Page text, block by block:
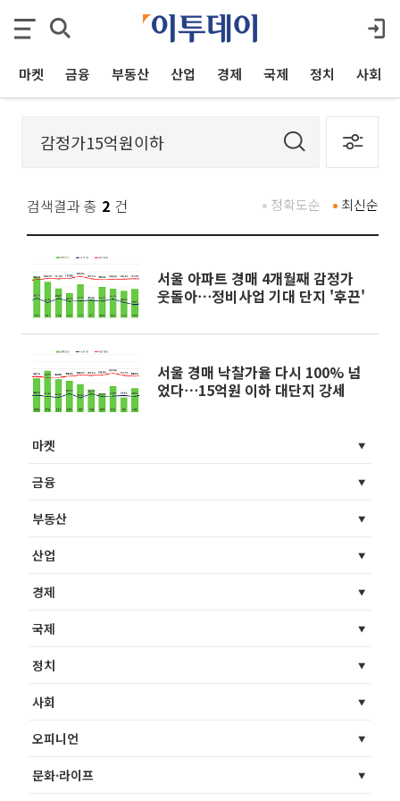
마켓 금융 부동산 산업 경제 국제 정치 사회
검색결과 총 2 건 최신순
정확도순
서울 아파트 경매 4개월째 감정가
웃돌아⋯정비사업 기대 단지 '후끈'
서울 경매 낙찰가율 다시 100% 넘
었다⋯15억원 이하 대단지 강세
마켓
금융
부동산
산업
경제
국제
정치
사회
오피니언
문화·라이프